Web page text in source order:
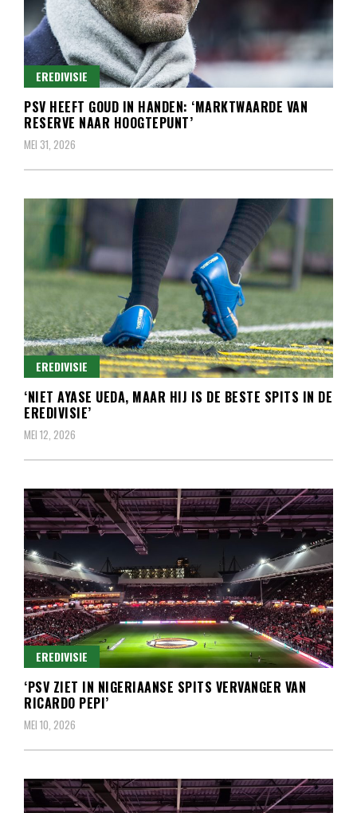
EREDIVISIE
PSV HEEFT GOUD IN HANDEN: ‘MARKTWAARDE VAN
RESERVE NAAR HOOGTEPUNT’
MEI 31, 2026
EREDIVISIE
‘NIET AYASE UEDA, MAAR HIJ IS DE BESTE SPITS IN DE
EREDIVISIE’
MEI 12, 2026
EREDIVISIE
‘PSV ZIET IN NIGERIAANSE SPITS VERVANGER VAN
RICARDO PEPI’
MEI 10, 2026